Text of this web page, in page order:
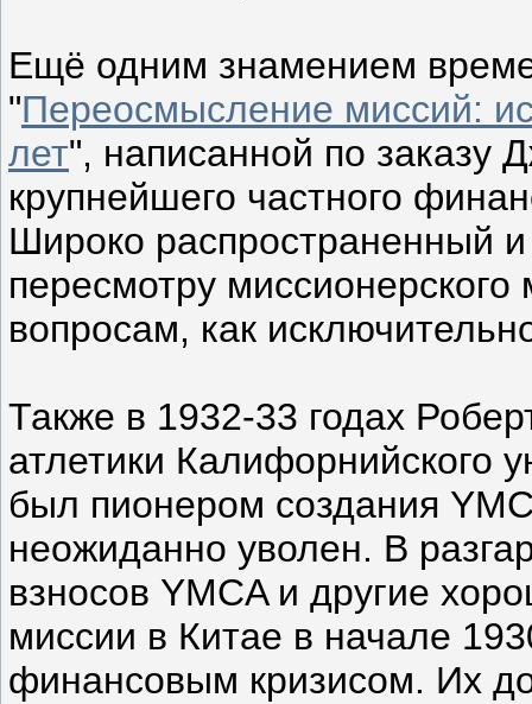
Ещё одним знамением
"Переосмысление миссий:
лет", написанной по
крупнейшего частного
Широко распространенный
пересмотру
вопросам, как
Также в 1932-33 годах
атлетики Калифорнийского
был пионером создания
неожиданно уволен. В
взносов YMCA и другие
миссии в Китае в начале
финансовым кризисом. Их